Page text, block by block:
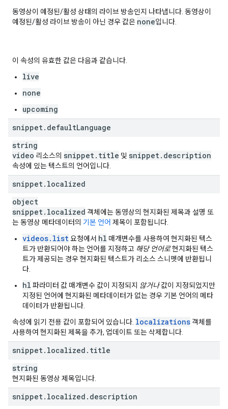
"fileDetails ":
"fileName": string
,
" videoStreams": [
"
"codec ": string
bitrateBps :
"vendor": string
],
"audioStreams
channelCount " unsigned integer
,
"codec": string
,
"bitrateBps ": unsigned long
"vendor": string
],
"creationTime": string
},
"processingDetails
"processingStatus ": string
,
"processingProgress":
" partsTotal " unsigned long
,
" partsProcessed"
}
"processingFailureReason
"fileDetailsAvailability": string
,
"processingIssuesAvailability
동영상이 예정된/활성 상태의 라이브 방송인지 나타냅니다. 동영상이
예정된/활성 라이브 방송이 아닌 경우 값은 none입니다.
이 속성의 유효한 값은 다음과 같습니다.
live
none
upcoming
snippet. defaultLanguage
string
video 리소스의 snippet. title 및 snippet. description
속성에 있는 텍스트의 언어입니다.
snippet. localized
object
snippet. localized 객체에는 동영상의 현지화된 제목과 설명 또
는 동영상 메타데이터의 기본 언어 제목이 포함됩니다.
videos.list요청에서 hl 매개변수를 사용하여 현지화된 텍스
트가 반환되어야 하는 언어를 지정하고 해당 언어로현지화된 텍스
트가 제공되는 경우 현지화된 텍스트가 리소스 스니펫에 반환됩니
다.
hl 파라미터 값 매개변수 값이 지정되지 않거나값이 지정되었지만
지정된 언어에 현지화된 메타데이터가 없는 경우 기본 언어의 메타
데이터가 반환됩니다.
속성에 읽기 전용 값이 포함되어 있습니다. localizations 객체를
사용하여 현지화된 제목을 추가, 업데이트 또는 삭제합니다.
snippet. localized . title
string
현지화된 동영상 제목입니다.
snippet. localized . description